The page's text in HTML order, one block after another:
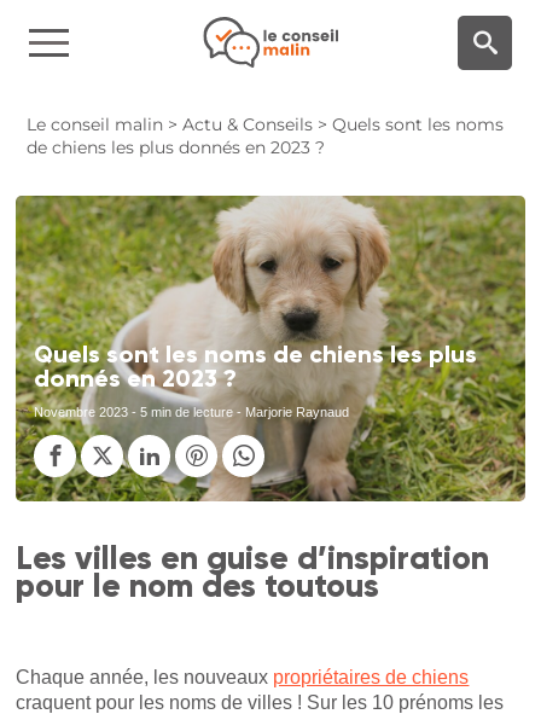
Le conseil malin >Actu & Conseils >Quels sont les noms
de chiens les plus donnés en 2023 ?
Quels sont les noms de chiens les plus
donnés en 2023 ?
Novembre 2023 - 5 min de lecture - Marjorie Raynaud
Les villes en guise d’inspiration
pour le nom des toutous
Chaque année, les nouveaux propriétaires de chiens
craquent pour les noms de villes ! Sur les 10 prénoms les